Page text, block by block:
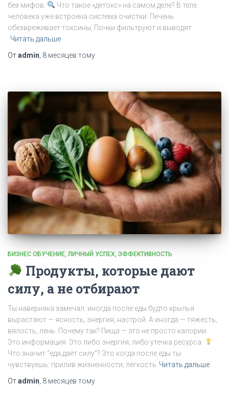
без мифов.
Что такое «детокс» на самом деле? В теле
человека уже встроена система очистки: Печень
обезвреживает токсины, Почки фильтруют и выводят
Читать дальше
Отadmin 8 месяцев тому
БИЗНЕС ОБУЧЕНИЕ ЛИЧНЫЙ УСПЕХ ЭФФЕКТИВНОСТЬ
Продукты, которые дают
силу, а не отбирают
Ты наверняка замечал: иногда после еды будто крылья
вырастают — ясность, энергия, настрой. А иногда — тяжесть,
вялость, лень. Почему так? Пища — это не просто калории.
Это информация. Это либо энергия, либо утечка ресурса.
Что значит “еда даёт силу”? Это когда после еды ты
чувствуешь: прилив жизненности; лёгкость Читать дальше
Отadmin 8 месяцев тому